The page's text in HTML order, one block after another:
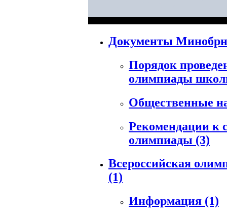
Документы
Порядок
олимпиады
Общественные
Рекомендации к
олимпиады (3)
Всероссийская
(1)
Информация (1)